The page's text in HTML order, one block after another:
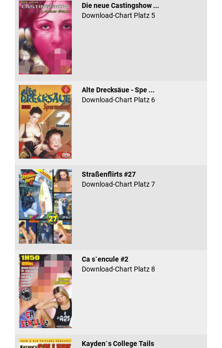
Die neue Castingshow ...
Download-Chart Platz 5
Alte Drecksäue - Spe ...
Download-Chart Platz 6
Straßenflirts #27
Download-Chart Platz 7
Ca s`encule #2
Download-Chart Platz 8
Kayden`s College Tails